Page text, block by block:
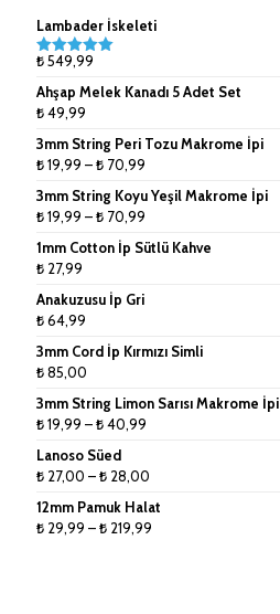
Doğal Rafya
Jüt İpler
Küpe ve Toka Aparatları
Ponpon Makinesi
Tığlar ve Şişler
Lambader İskeleti
5 üzerinden
aldı
₺549,99
Ahşap Melek Kanadı 5 Adet Set
₺49,99
3mm String Peri Tozu Makrome İpi
₺19,99 –₺ 70,99
₺ 19,99
₺ 70,99
3mm String Koyu Yeşil Makrome İpi
₺19,99 –₺ 70,99
₺ 19,99
1mm Cotton İp Sütlü Kahve
₺ 27,99
Anakuzusu İp Gri
₺64,99
3mm Cord İp Kırmızı Simli
₺85,00
3mm String Limon Sarısı Makrome İpi
₺19,99 –₺40,99
-
₺ 40,99
Lanoso Süed
₺ 27,00 –₺ 28,00
₺ 27,00
-
12mm Pamuk Halat
₺ 29,99 –₺ 219,99